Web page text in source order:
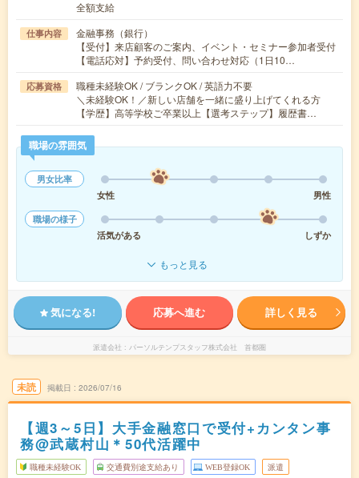
全額支給
仕事内容
金融事務（銀行）
【受付】来店顧客のご案内、イベント・セミナー参加者受付
【電話応対】予約受付、問い合わせ対応（1日10…
応募資格
職種未経験OK / ブランクOK / 英語力不要
＼未経験OK！／新しい店舗を一緒に盛り上げてくれる方
【学歴】高等学校ご卒業以上【選考ステップ】履歴書…
職場の雰囲気
男女比率
女性
男性
職場の様子
活気がある
しずか
もっと見る
気になる! 応募へ進む 詳しく見る
派遣会社 パーソルテンプスタッフ株式会社 首都圏
未読 掲載日 2026/07/16
【週3～5日】大手金融窓口で受付+カンタン事
務@武蔵村山＊50代活躍中
職種未経験OK 交通費別途支給あり WEB登録OK 派遣